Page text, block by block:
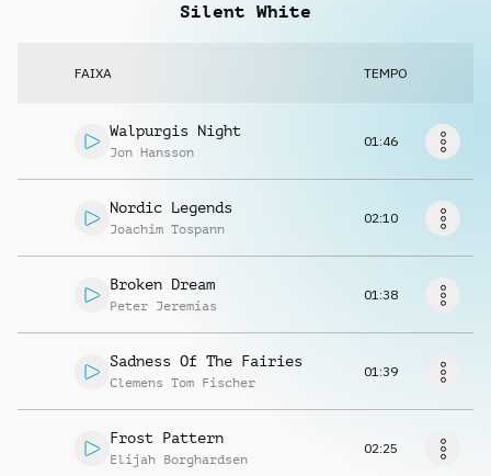
Silent White
FAIXA TEMPO
Walpurgis Night
Jon Hansson
01:46
Nordic Legends
Joachim Tospann
02:10
Broken Dream
Peter Jeremias
01:38
Sadness Of The Fairies
Clemens Tom Fischer
01:39
Frost Pattern
Elijah Borghardsen
02:25